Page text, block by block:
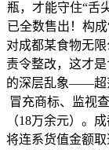
瓶，才能守住“舌
已全数售出！构
对成都某食物无
责令整改，这才
的深层乱象——超
冒充商标、监视
（18万余元）。
将连系货值金额